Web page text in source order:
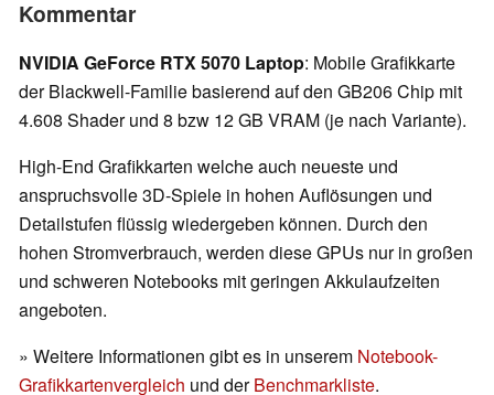
Kommentar
NVIDIA GeForce RTX 5070 Laptop: Mobile Grafikkarte
der Blackwell-Familie basierend auf den GB206 Chip mit
4.608 Shader und 8 bzw 12 GB VRAM (je nach Variante).
High-End Grafikkarten welche auch neueste und
anspruchsvolle 3D-Spiele in hohen Auflösungen und
Detailstufen flüssig wiedergeben können. Durch den
hohen Stromverbrauch, werden diese GPUs nur in großen
und schweren Notebooks mit geringen Akkulaufzeiten
angeboten.
» Weitere Informationen gibt es in unserem Notebook-
Grafikkartenvergleich und derBenchmarkliste.